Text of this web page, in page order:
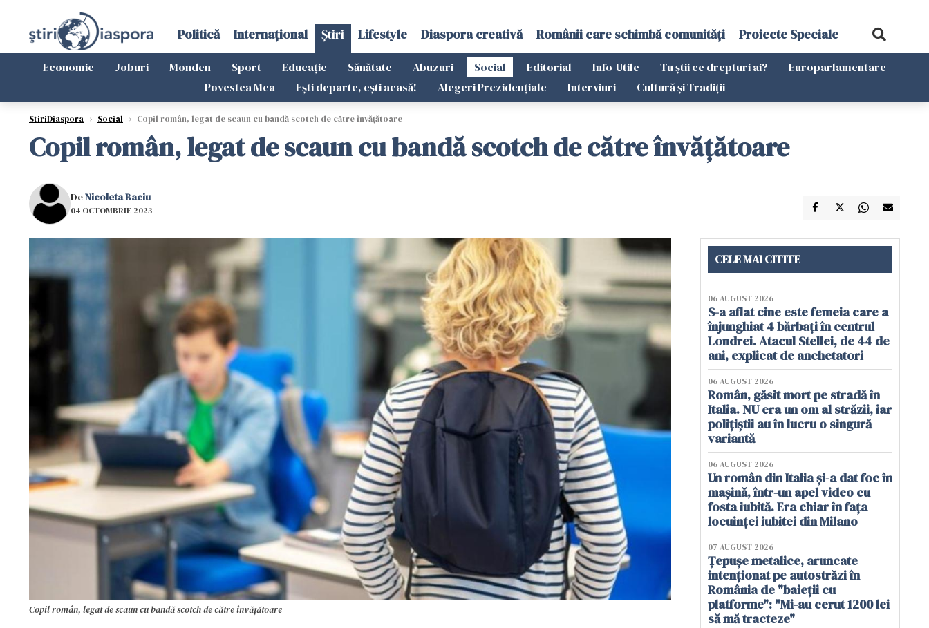
Politică Internațional Știri Lifestyle Diaspora creativă Românii care schimbă comunități Proiecte Speciale
Economie Joburi Monden Sport Educație Sănătate Abuzuri Social Editorial Info-Utile Tu știi ce drepturi ai?
Europarlamentare
Povestea Mea
Ești departe, ești acasă! Alegeri Prezidențiale Interviuri Cultură și Tradiții
StiriDiaspora › Social › Copil român, legat de scaun cu bandă scotch de către învățătoare
Copil român, legat de scaun cu bandă scotch de către învățătoare
DeNicoleta Baciu
04 OCTOMBRIE 2023
Copil român, legat de scaun cu bandă scotch de către învățătoare
CELE MAI CITITE
06 AUGUST 2026
S-a aflat cine este femeia care a
înjunghiat 4 bărbați în centrul
Londrei. Atacul Stellei, de 44 de
ani, explicat de anchetatori
06 AUGUST 2026
Român, găsit mort pe stradă în
Italia. NU era un om al străzii, iar
polițiștii au în lucru o singură
variantă
06 AUGUST 2026
Un român din Italia și-a dat foc în
mașină, într-un apel video cu
fosta iubită. Era chiar în fața
locuinței iubitei din Milano
07 AUGUST 2026
Țepușe metalice, aruncate
intenționat pe autostrăzi în
România de "baieții cu
platforme": "Mi-au cerut 1200 lei
să mă tracteze"